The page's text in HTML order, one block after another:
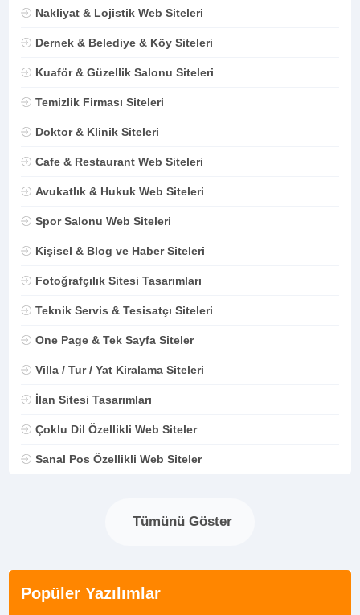
Nakliyat & Lojistik Web Siteleri
Dernek & Belediye & Köy Siteleri
Kuaför & Güzellik Salonu Siteleri
Temizlik Firması Siteleri
Doktor & Klinik Siteleri
Cafe & Restaurant Web Siteleri
Avukatlık & Hukuk Web Siteleri
Spor Salonu Web Siteleri
Kişisel & Blog ve Haber Siteleri
Fotoğrafçılık Sitesi Tasarımları
Teknik Servis & Tesisatçı Siteleri
One Page & Tek Sayfa Siteler
Villa / Tur / Yat Kiralama Siteleri
İlan Sitesi Tasarımları
Çoklu Dil Özellikli Web Siteler
Sanal Pos Özellikli Web Siteler
Tümünü Göster
Popüler Yazılımlar